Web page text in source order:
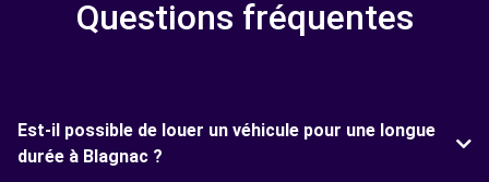
Questions fréquentes
Est-il possible de louer un véhicule pour une longue
durée à Blagnac ?